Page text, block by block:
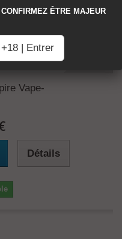
Vape-
Détails
ÊTRE MAJEUR
+18 | Entrer